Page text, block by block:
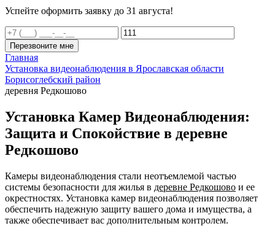
Успейте оформить заявку до 31 августа!
Перезвоните мне
Главная
Установка видеонаблюдения в Ярославская области
Борисоглебский район
деревня Редкошово
Установка Камер Видеонаблюдения:
Защита и Спокойствие в деревне
Редкошово
Камеры видеонаблюдения стали неотъемлемой частью
системы безопасности для жилья в деревне Редкошово и ее
окрестностях. Установка камер видеонаблюдения позволяет
обеспечить надежную защиту вашего дома и имущества, а
также обеспечивает вас дополнительным контролем.